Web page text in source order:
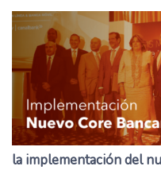
la implementación del